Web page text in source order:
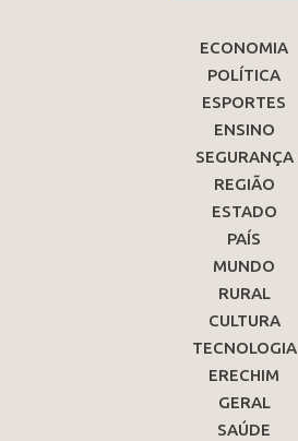
ECONOMIA
POLÍTICA
ESPORTES
ENSINO
SEGURANÇA
REGIÃO
ESTADO
PAÍS
MUNDO
RURAL
CULTURA
TECNOLOGIA
ERECHIM
GERAL
SAÚDE